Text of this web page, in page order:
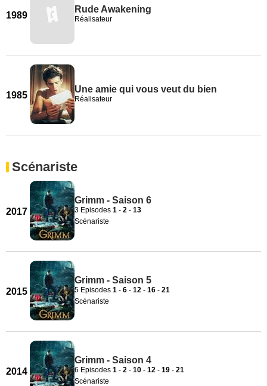
1989
Rude Awakening
Réalisateur
1985
Une amie qui vous veut du bien
Réalisateur
Scénariste
2017
Grimm - Saison 6
3 Episodes 1 - 2 - 13
Scénariste
2015
Grimm - Saison 5
5 Episodes 1 - 6 - 12 - 16 - 21
Scénariste
2014
Grimm - Saison 4
6 Episodes 1 - 2 - 10 - 12 - 19 - 21
Scénariste